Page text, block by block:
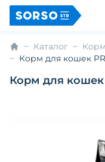
Каталог
Корм для кошек
Корм для кошек